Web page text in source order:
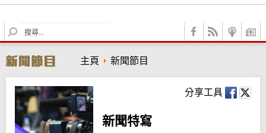
S
e
r
c
h
主頁 新聞節目
分享工具
新聞特寫